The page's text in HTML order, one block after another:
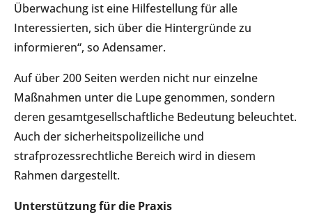
Überwachung ist eine Hilfestellung für alle
Interessierten, sich über die Hintergründe zu
informieren“, so Adensamer.
Auf über 200 Seiten werden nicht nur einzelne
Maßnahmen unter die Lupe genommen, sondern
deren gesamtgesellschaftliche Bedeutung beleuchtet.
Auch der sicherheitspolizeiliche und
strafprozessrechtliche Bereich wird in diesem
Rahmen dargestellt.
Unterstützung für die Praxis